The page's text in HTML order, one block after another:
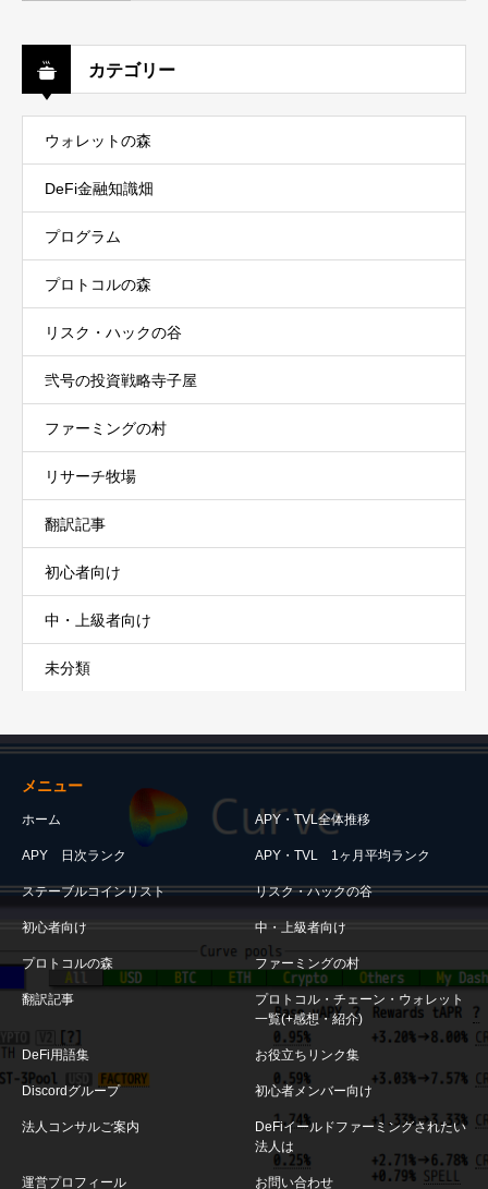
カテゴリー
ウォレットの森
DeFi金融知識畑
プログラム
プロトコルの森
リスク・ハックの谷
弐号の投資戦略寺子屋
ファーミングの村
リサーチ牧場
翻訳記事
初心者向け
中・上級者向け
未分類
メニュー
ホーム APY・TVL全体推移
APY 日次ランク APY・TVL 1ヶ月平均ランク
ステーブルコインリスト リスク・ハックの谷
初心者向け 中・上級者向け
プロトコルの森 ファーミングの村
翻訳記事
プロトコル・チェーン・ウォレット
一覧(+感想・紹介)
DeFi用語集 お役立ちリンク集
Discordグループ 初心者メンバー向け
法人コンサルご案内
DeFiイールドファーミングされたい
法人は
運営プロフィール お問い合わせ